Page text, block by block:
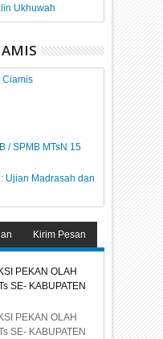
Ukhuwah
Ciamis
/ SPMB MTsN 15
Ujian Madrasah dan
Kirim Pesan
PEKAN OLAH
SE- KABUPATEN
PEKAN OLAH
SE- KABUPATEN